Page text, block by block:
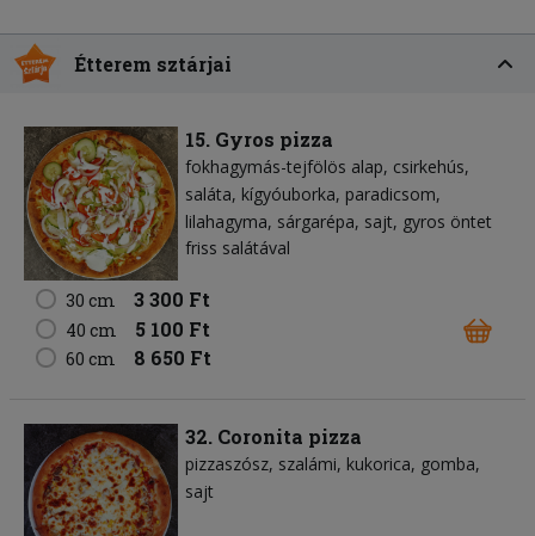
Étterem sztárjai
15. Gyros pizza
fokhagymás-tejfölös alap csirkehús
saláta kígyóuborka paradicsom
lilahagyma sárgarépa sajt gyros öntet
friss salátával
30 cm 3 300 Ft
40 cm 5 100 Ft
60 cm 8 650 Ft
32. Coronita pizza
pizzaszósz szalámi kukorica gomba
sajt